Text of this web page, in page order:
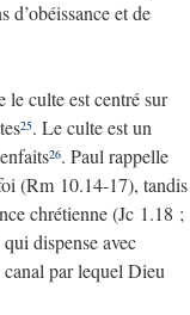
d’obéissance et de
culte est centré sur
25. Le culte est un
26. Paul rappelle
(Rm 10.14-17), tandis
chrétienne (Jc 1.18 ;
dispense avec
par lequel Dieu